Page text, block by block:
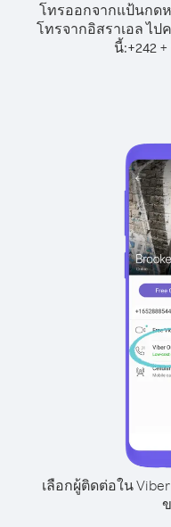
โทรออกจากแป้นกด
โทรจากอิสราเอล ไป
นี้:+242+
เลือกผู้ติดต่อใน